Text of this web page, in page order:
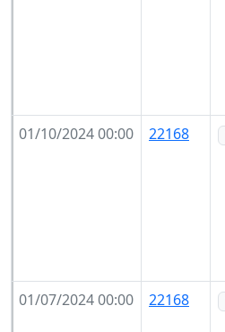
01/10/2024 00:00
22168
01/07/2024 00:00
22168